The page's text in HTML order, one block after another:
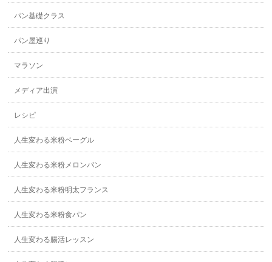
パン基礎クラス
パン屋巡り
マラソン
メディア出演
レシピ
人生変わる米粉ベーグル
人生変わる米粉メロンパン
人生変わる米粉明太フランス
人生変わる米粉食パン
人生変わる腸活レッスン